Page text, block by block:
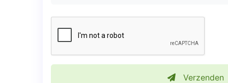
Verzenden